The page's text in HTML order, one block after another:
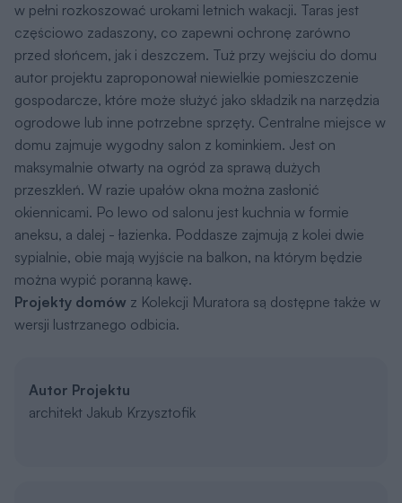
w pełni rozkoszować urokami letnich wakacji. Taras jest
częściowo zadaszony, co zapewni ochronę zarówno
przed słońcem, jak i deszczem. Tuż przy wejściu do domu
autor projektu zaproponował niewielkie pomieszczenie
gospodarcze, które może służyć jako składzik na narzędzia
ogrodowe lub inne potrzebne sprzęty. Centralne miejsce w
domu zajmuje wygodny salon z kominkiem. Jest on
maksymalnie otwarty na ogród za sprawą dużych
przeszkleń. W razie upałów okna można zasłonić
okiennicami. Po lewo od salonu jest kuchnia w formie
aneksu, a dalej - łazienka. Poddasze zajmują z kolei dwie
sypialnie, obie mają wyjście na balkon, na którym będzie
można wypić poranną kawę.
Projekty domów z Kolekcji Muratora są dostępne także w
wersji lustrzanego odbicia.
Autor Projektu
architekt Jakub Krzysztofik